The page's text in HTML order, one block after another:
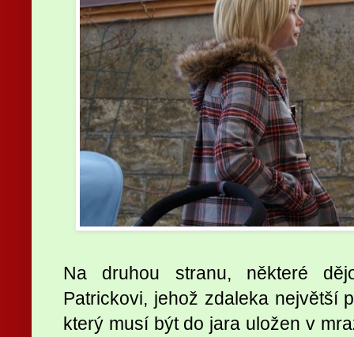
Na druhou stranu, některé
Patrickovi, jehož zdaleka největší
který musí být do jara uložen v